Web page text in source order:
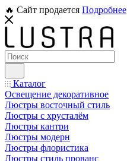
🔥 Сайт продается Подробнее
Каталог
Освещение декоративное
Люстры восточный стиль
Люстры с хрусталём
Люстры кантри
Люстры модерн
Люстры флористика
Люстры стиль прованс